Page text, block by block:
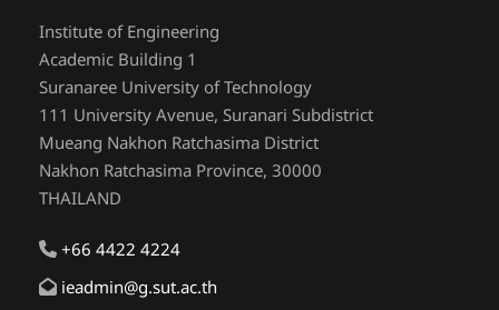
Institute of Engineering
Academic Building 1
Suranaree University of Technology
111 University Avenue, Suranari Subdistrict
Mueang Nakhon Ratchasima District
Nakhon Ratchasima Province, 30000
THAILAND
+66 4422 4224
ieadmin@g.sut.ac.th